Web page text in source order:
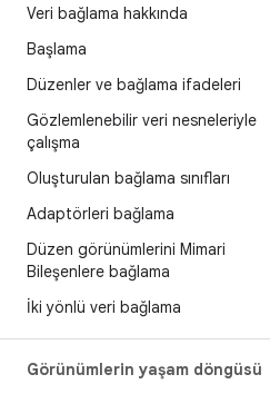
Veri bağlama hakkında
Başlama
Düzenler ve bağlama ifadeleri
Gözlemlenebilir veri nesneleriyle
çalışma
Oluşturulan bağlama sınıfları
Adaptörleri bağlama
Düzen görünümlerini Mimari
Bileşenlere bağlama
İki yönlü veri bağlama
Görünümlerin yaşam döngüsü